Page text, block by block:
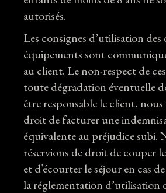
autorisés.
Les consignes d’utilisation
équipements sont
au client. Le non-respect de
toute dégradation éventuelle
être responsable le client,
droit de facturer une
équivalente au préjudice subi.
réservions de droit de couper
et d’écourter le séjour en cas
la réglementation d’utilisation